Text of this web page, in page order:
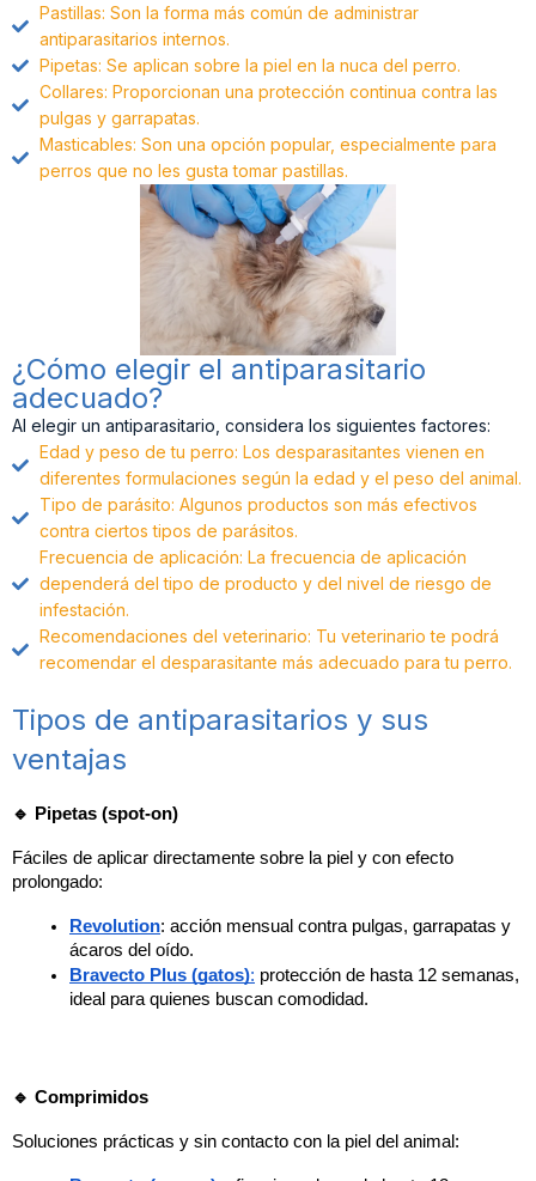
Pastillas: Son la forma más común de administrar
antiparasitarios internos.
Pipetas: Se aplican sobre la piel en la nuca del perro.
Collares: Proporcionan una protección continua contra las
pulgas y garrapatas.
Masticables: Son una opción popular, especialmente para
perros que no les gusta tomar pastillas.
¿Cómo elegir el antiparasitario
adecuado?
Al elegir un antiparasitario, considera los siguientes factores:
Edad y peso de tu perro: Los desparasitantes vienen en
diferentes formulaciones según la edad y el peso del animal.
Tipo de parásito: Algunos productos son más efectivos
contra ciertos tipos de parásitos.
Frecuencia de aplicación: La frecuencia de aplicación
dependerá del tipo de producto y del nivel de riesgo de
infestación.
Recomendaciones del veterinario: Tu veterinario te podrá
recomendar el desparasitante más adecuado para tu perro.
Tipos de antiparasitarios y sus
ventajas
🔹 Pipetas (spot-on)
Fáciles de aplicar directamente sobre la piel y con efecto
prolongado:
Revolution: acción mensual contra pulgas, garrapatas y
ácaros del oído.
Bravecto Plus (gatos): protección de hasta 12 semanas,
ideal para quienes buscan comodidad.
🔹 Comprimidos
Soluciones prácticas y sin contacto con la piel del animal: